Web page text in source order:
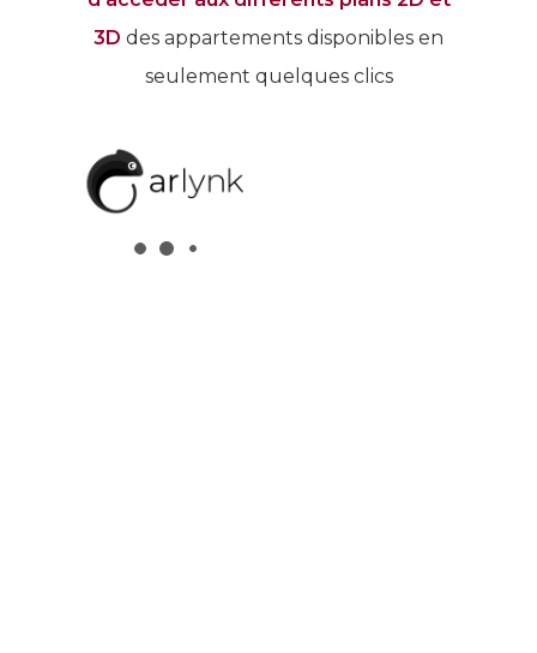
3D des appartements disponibles en
seulement quelques clics